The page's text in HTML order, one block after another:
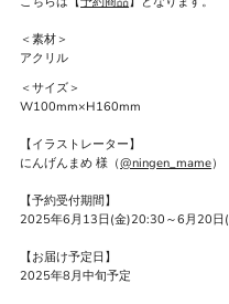
＜素材＞
アクリル
＜サイズ＞
W100mm×H160mm
【イラストレーター】
にんげんまめ 様（@ningen_mame）
【予約受付期間】
2025年6月13日(金)20:30～6月20日
【お届け予定日】
2025年8月中旬予定